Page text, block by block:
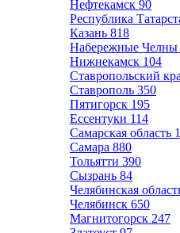
Нефтекамск 90
Республика
Казань 818
Набережные Челны
Нижнекамск 104
Ставропольский
Ставрополь 350
Пятигорск 195
Ессентуки 114
Самарская область
Самара 880
Тольятти 390
Сызрань 84
Челябинская
Челябинск 650
Магнитогорск 247